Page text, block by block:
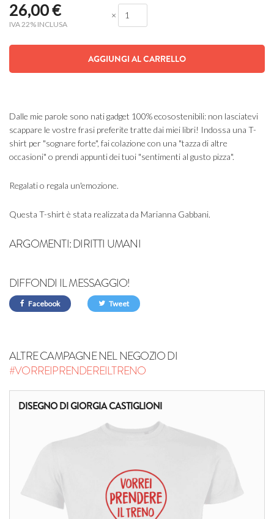
26,00€
IVA 22% INCLUSA
×
AGGIUNGI AL CARRELLO
Dalle mie parole sono nati gadget 100% ecosostenibili: non lasciatevi
scappare le vostre frasi preferite tratte dai miei libri! Indossa una T-
shirt per "sognare forte", fai colazione con una "tazza di altre
occasioni" o prendi appunti dei tuoi "sentimenti al gusto pizza".
Regalati o regala un'emozione.
Questa T-shirt è stata realizzata da Marianna Gabbani.
ARGOMENTI:DIRITTI UMANI
DIFFONDI IL MESSAGGIO!
Facebook Tweet
ALTRE CAMPAGNE NEL NEGOZIO DI
#VORREIPRENDEREILTRENO
DISEGNO DI GIORGIA CASTIGLIONI